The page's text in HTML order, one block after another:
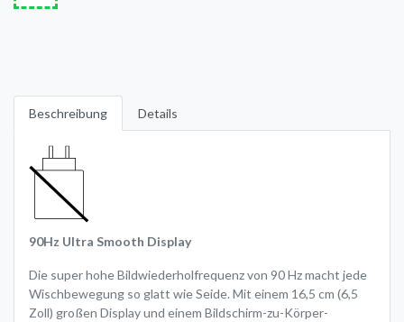
Beschreibung Details
90Hz Ultra Smooth Display
Die super hohe Bildwiederholfrequenz von 90 Hz macht jede
Wischbewegung so glatt wie Seide. Mit einem 16,5 cm (6,5
Zoll) großen Display und einem Bildschirm-zu-Körper-